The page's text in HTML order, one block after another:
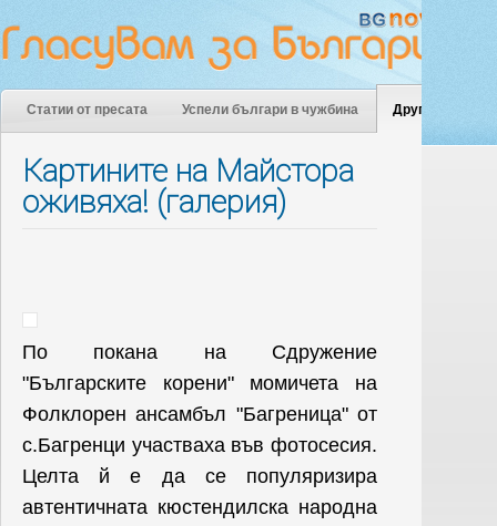
Статии от пресата Успели българи в чужбина Други
Картините на Майстора
оживяха! (галерия)
По покана на Сдружение
"Българските корени" момичета на
Фолклорен ансамбъл "Багреница" от
с.Багренци участваха във фотосесия.
Целта й е да се популяризира
автентичната кюстендилска народна